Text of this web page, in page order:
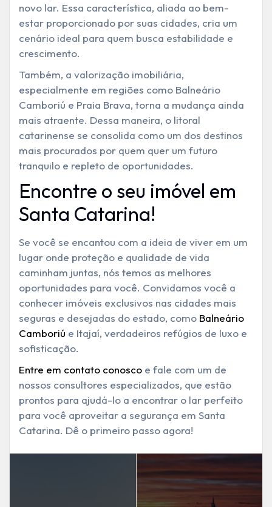
novo lar. Essa característica, aliada ao bem-
estar proporcionado por suas cidades, cria um
cenário ideal para quem busca estabilidade e
crescimento.
Também, a valorização imobiliária,
especialmente em regiões como Balneário
Camboriú e Praia Brava, torna a mudança ainda
mais atraente. Dessa maneira, o litoral
catarinense se consolida como um dos destinos
mais procurados por quem quer um futuro
tranquilo e repleto de oportunidades.
Encontre o seu imóvel em
Santa Catarina!
Se você se encantou com a ideia de viver em um
lugar onde proteção e qualidade de vida
caminham juntas, nós temos as melhores
oportunidades para você. Convidamos você a
conhecer imóveis exclusivos nas cidades mais
seguras e desejadas do estado, como Balneário
Camboriú e Itajaí, verdadeiros refúgios de luxo e
sofisticação.
Entre em contato conosco e fale com um de
nossos consultores especializados, que estão
prontos para ajudá-lo a encontrar o lar perfeito
para você aproveitar a segurança em Santa
Catarina. Dê o primeiro passo agora!